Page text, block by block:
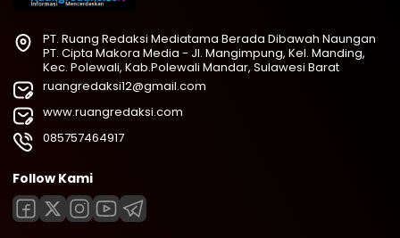
PT. Ruang Redaksi Mediatama Berada Dibawah Naungan
PT. Cipta Makora Media - Jl. Mangimpung, Kel. Manding,
Kec. Polewali, Kab.Polewali Mandar, Sulawesi Barat
ruangredaksi12@gmail.com
www.ruangredaksi.com
085757464917
Follow Kami